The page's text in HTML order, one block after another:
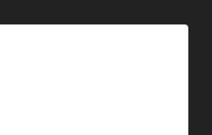
kontaktowy